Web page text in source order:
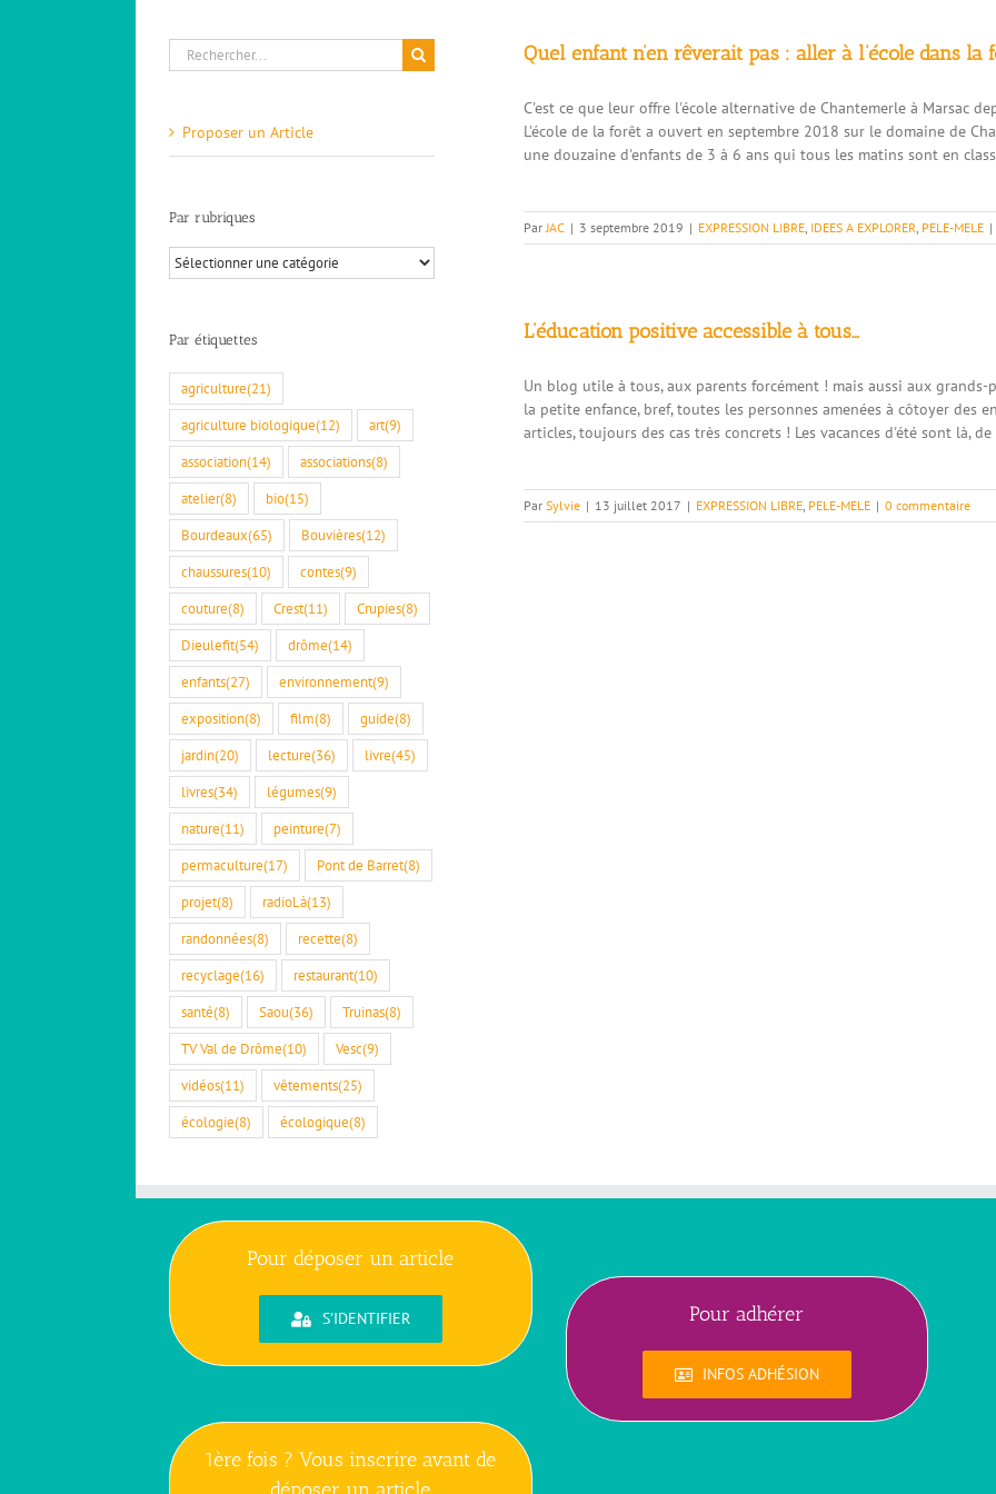
Quel enfant n’en rêverait pas : aller à l’école dans la
C'est ce que leur offre l'école alternative de Chantemerle à Marsac
L'école de la forêt a ouvert en septembre 2018 sur le domaine de
une douzaine d'enfants de 3 à 6 ans qui tous les matins sont en
Par JAC | 3 septembre 2019 | EXPRESSION LIBRE IDEES A EXPLORER PELE-MELE |
L’éducation positive accessible à tous…
Un blog utile à tous, aux parents forcément ! mais aussi aux
la petite enfance, bref, toutes les personnes amenées à côtoyer des
articles, toujours des cas très concrets ! Les vacances d'été sont là,
ParSylvie | 13 juillet 2017 | EXPRESSION LIBRE PELE-MELE | 0 commentaire
Rechercher:
Proposer un Article
Par rubriques
Par
rubriques
Par étiquettes
agriculture(21)
agriculture biologique(12) art(9)
association(14) associations(8)
atelier(8) bio(15)
Bourdeaux(65) Bouvières(12)
chaussures(10) contes(9)
couture(8) Crest(11) Crupies(8)
Dieulefit(54) drôme(14)
enfants(27) environnement(9)
exposition(8) film(8) guide(8)
jardin(20) lecture(36) livre(45)
livres(34) légumes(9)
nature(11) peinture(7)
permaculture(17) Pont de Barret(8)
projet(8) radioLà(13)
randonnées(8) recette(8)
recyclage(16) restaurant(10)
santé(8) Saou(36) Truinas(8)
TV Val de Drôme(10) Vesc(9)
vidéos(11) vêtements(25)
écologie(8) écologique(8)
Pour déposer un article
S'IDENTIFIER
1ère fois ? Vous inscrire avant de
Pour adhérer
INFOS ADHÉSION